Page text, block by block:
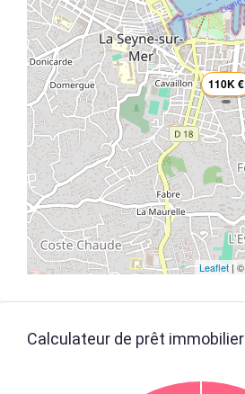
110K €
Leaflet| ©
Calculateur de prêt immobilier